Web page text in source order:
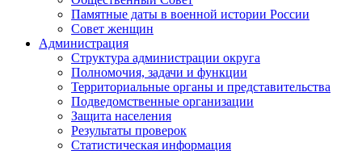
Памятные даты в военной истории России
Совет женщин
Администрация
Структура администрации округа
Полномочия, задачи и функции
Территориальные органы и представительства
Подведомственные организации
Защита населения
Результаты проверок
Статистическая информация